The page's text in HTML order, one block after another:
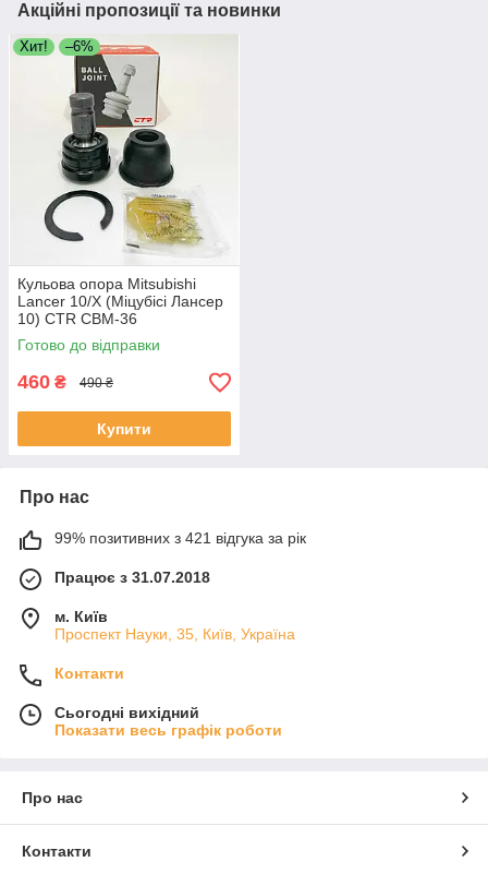
Акційні пропозиції та новинки
Хит! –6%
Кульова опора Mitsubishi
Lancer 10/X (Міцубісі Лансер
10) CTR CBM-36
Готово до відправки
460 ₴ 490 ₴
Купити
Про нас
99% позитивних з 421 відгука за рік
Працює з 31.07.2018
м. Київ
Проспект Науки, 35, Київ, Україна
Контакти
Сьогодні вихідний
Показати весь графік роботи
Про нас
Контакти